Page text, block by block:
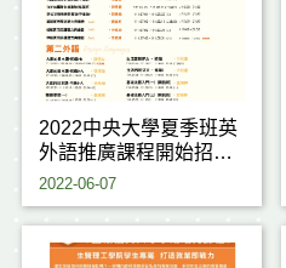
2022中央大學夏季班英
外語推廣課程開始招
生!!!
2022-06-07